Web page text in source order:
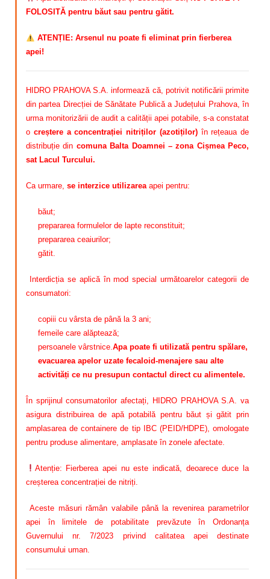
FOLOSITĂ pentru băut sau pentru gătit.
ATENȚIE: Arsenul nu poate fi eliminat prin fierberea
apei!
HIDRO PRAHOVA S.A. informează că, potrivit notificării primite
din partea Direcției de Sănătate Publică a Județului Prahova, în
urma monitorizării de audit a calității apei potabile, s-a constatat
o creștere a concentrației nitriților (azotiților)în rețeaua de
distribuție din comuna Balta Doamnei – zona Cișmea Peco,
sat Lacul Turcului.
Ca urmare, se interzice utilizarea apei pentru:
băut;
prepararea formulelor de lapte reconstituit;
prepararea ceaiurilor;
gătit.
Interdicția se aplică în mod special următoarelor categorii de
consumatori:
copiii cu vârsta de până la 3 ani;
femeile care alăptează;
persoanele vârstnice. Apa poate fi utilizată pentru spălare,
evacuarea apelor uzate fecaloid-menajere sau alte
activități ce nu presupun contactul direct cu alimentele.
În sprijinul consumatorilor afectați, HIDRO PRAHOVA S.A. va
asigura distribuirea de apă potabilă pentru băut și gătit prin
amplasarea de containere de tip IBC (PEID/HDPE), omologate
pentru produse alimentare, amplasate în zonele afectate.
Atenție: Fierberea apei nu este indicată, deoarece duce la
creșterea concentrației de nitriți.
Aceste măsuri rămân valabile până la revenirea parametrilor
apei în limitele de potabilitate prevăzute în Ordonanța
Guvernului nr. 7/2023 privind calitatea apei destinate
consumului uman.